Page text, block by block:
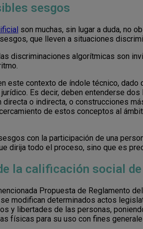
sesgos
son muchas, sin lugar a duda, no
que lleven a situaciones
discriminaciones algorítmicas son
este contexto de índole técnico,
Es decir, deben entenderse
o indirecta, o construcciones
de estos conceptos al
con la participación de una
dirija todo el proceso, sino que es
la calificación social
Propuesta de Reglamento
modifican determinados actos
y libertades de las personas,
físicas para su uso con fines